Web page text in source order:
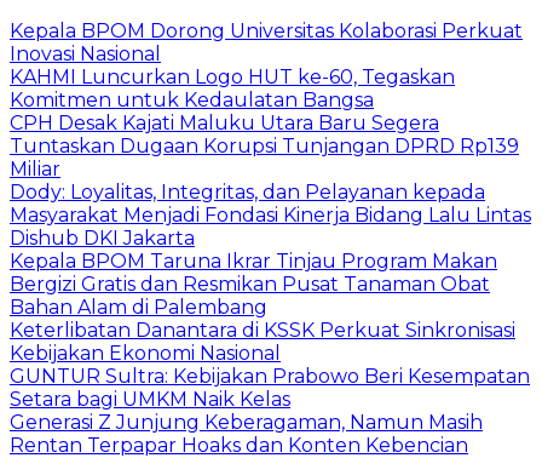
Kepala BPOM Dorong Universitas Kolaborasi Perkuat
Inovasi Nasional
KAHMI Luncurkan Logo HUT ke-60, Tegaskan
Komitmen untuk Kedaulatan Bangsa
CPH Desak Kajati Maluku Utara Baru Segera
Tuntaskan Dugaan Korupsi Tunjangan DPRD Rp139
Miliar
Dody: Loyalitas, Integritas, dan Pelayanan kepada
Masyarakat Menjadi Fondasi Kinerja Bidang Lalu Lintas
Dishub DKI Jakarta
Kepala BPOM Taruna Ikrar Tinjau Program Makan
Bergizi Gratis dan Resmikan Pusat Tanaman Obat
Bahan Alam di Palembang
Keterlibatan Danantara di KSSK Perkuat Sinkronisasi
Kebijakan Ekonomi Nasional
GUNTUR Sultra: Kebijakan Prabowo Beri Kesempatan
Setara bagi UMKM Naik Kelas
Generasi Z Junjung Keberagaman, Namun Masih
Rentan Terpapar Hoaks dan Konten Kebencian